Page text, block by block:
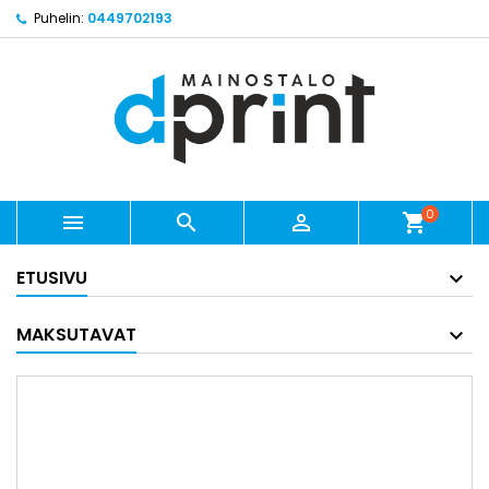
Puhelin: 0449702193
   shopping_cart0
ETUSIVU
MAKSUTAVAT